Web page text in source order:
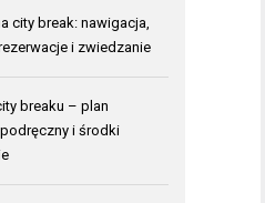
city break: nawigacja,
i zwiedzanie
breaku – plan
i środki